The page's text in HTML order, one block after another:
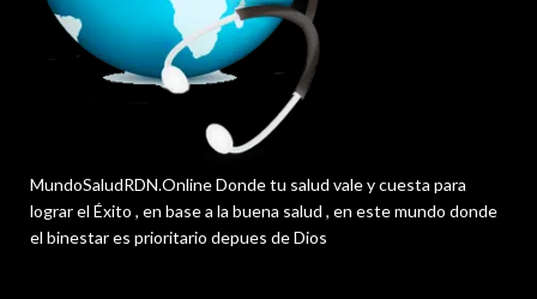
MundoSaludRDN.Online Donde tu salud vale y cuesta para
lograr el Éxito , en base a la buena salud , en este mundo donde
el binestar es prioritario depues de Dios